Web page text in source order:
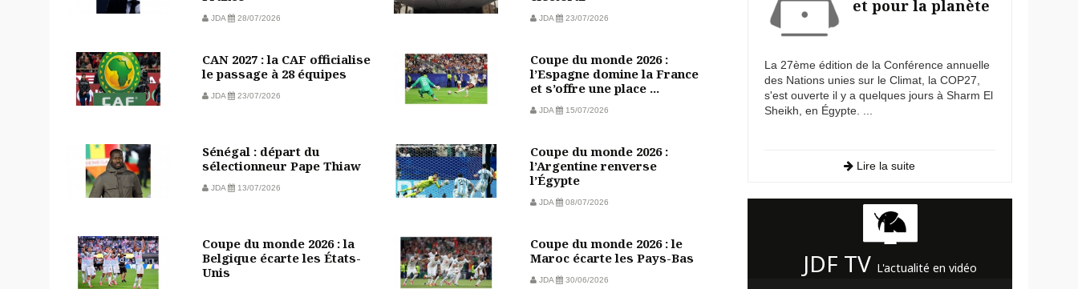
JDA 28/07/2026 JDA 23/07/2026
CAN 2027 : la CAF officialise
le passage à 28 équipes
JDA 23/07/2026
Coupe du monde 2026 :
l’Espagne domine la France
et s’offre une place ...
JDA 15/07/2026
Sénégal : départ du
sélectionneur Pape Thiaw
JDA 13/07/2026
Coupe du monde 2026 :
l’Argentine renverse
l’Égypte
JDA 08/07/2026
Coupe du monde 2026 : la
Belgique écarte les États-
Unis
Coupe du monde 2026 : le
Maroc écarte les Pays-Bas
JDA 30/06/2026
et pour la planète
La 27ème édition de la Conférence annuelle
des Nations unies sur le Climat, la COP27,
s'est ouverte il y a quelques jours à Sharm El
Sheikh, en Égypte. ...
Lire la suite
JDF TV L'actualité en vidéo